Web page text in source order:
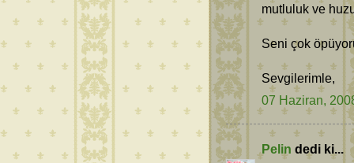
mutluluk ve
Seni çok
Sevgilerimle,
07 Haziran,
Pelin dedi ki...